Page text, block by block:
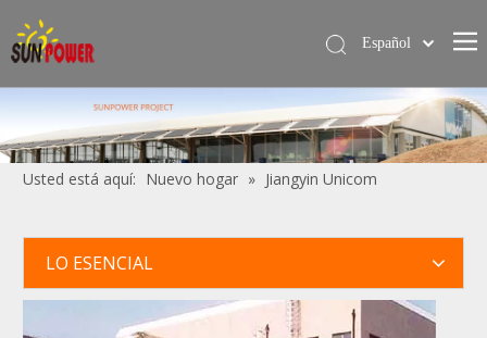
Calentador de agua solar
Servicios
Blog
Español
English
Usted está aquí: Nuevo hogar » Jiangyin Unicom
LO ESENCIAL